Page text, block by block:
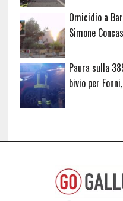
Omicidio a
Simone Concas
Paura sulla
bivio per